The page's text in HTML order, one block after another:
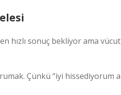
hızlı sonuç bekliyor ama
Çünkü “iyi hissediyorum